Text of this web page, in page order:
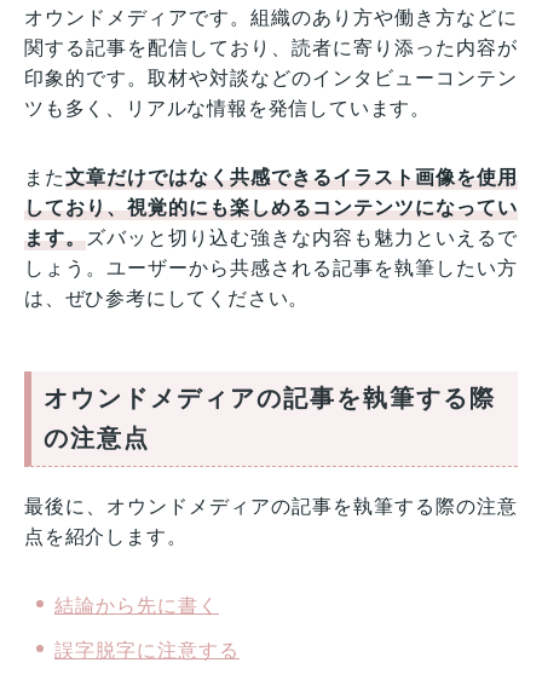
オウンドメディアです。組織のあり方や働き方などに
関する記事を配信しており、読者に寄り添った内容が
印象的です。取材や対談などのインタビューコンテン
ツも多く、リアルな情報を発信しています。
また文章だけではなく共感できるイラスト画像を使用
しており、視覚的にも楽しめるコンテンツになってい
ます。ズバッと切り込む強きな内容も魅力といえるで
しょう。ユーザーから共感される記事を執筆したい方
は、ぜひ参考にしてください。
オウンドメディアの記事を執筆する際
の注意点
最後に、オウンドメディアの記事を執筆する際の注意
点を紹介します。
結論から先に書く
誤字脱字に注意する